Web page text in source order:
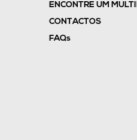
ENCONTRE UM
CONTACTOS
FAQs